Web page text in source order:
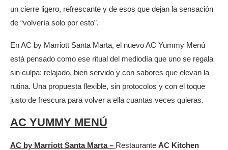
un cierre ligero, refrescante y de esos que dejan la sensación
de “volvería solo por esto”.
En AC by Marriott Santa Marta, el nuevo AC Yummy Menú
está pensado como ese ritual del mediodía que uno se regala
sin culpa: relajado, bien servido y con sabores que elevan la
rutina. Una propuesta flexible, sin protocolos y con el toque
justo de frescura para volver a ella cuantas veces quieras.
AC YUMMY MENÚ
AC by Marriott Santa Marta – Restaurante AC Kitchen